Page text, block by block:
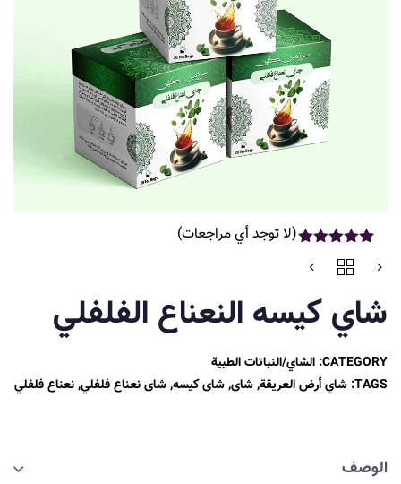
تم التقييم بـ
5.00
من 5
تقييم
من
العملاء
(لا توجد أي مراجعات)
شاي كيسه النعناع الفلفلي
CATEGORY: الشاي/النباتات الطبية
TAGS: شاي أرض العريقة,شای,شای کیسه,شای نعناع فلفلي,نعناع فلفلي
الوصف